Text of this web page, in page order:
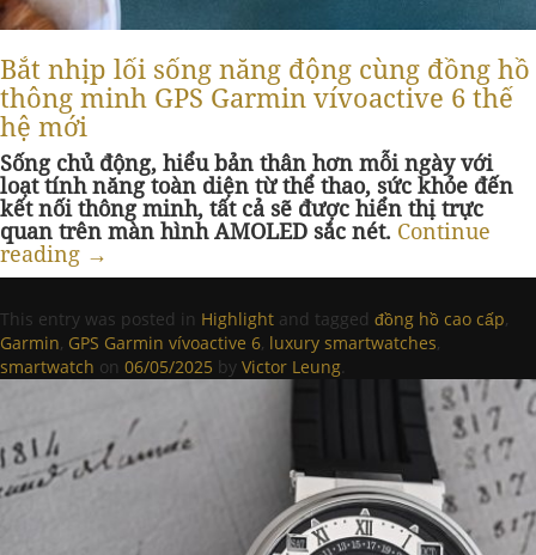
Bắt nhịp lối sống năng động cùng đồng hồ
thông minh GPS Garmin vívoactive 6 thế
hệ mới
Sống chủ động, hiểu bản thân hơn mỗi ngày với
loạt tính năng toàn diện từ thể thao, sức khỏe đến
kết nối thông minh, tất cả sẽ được hiển thị trực
quan trên màn hình AMOLED sắc nét. Continue
reading →
This entry was posted in Highlight and tagged đồng hồ cao cấp,
Garmin, GPS Garmin vívoactive 6, luxury smartwatches,
smartwatch on 06/05/2025 by Victor Leung.